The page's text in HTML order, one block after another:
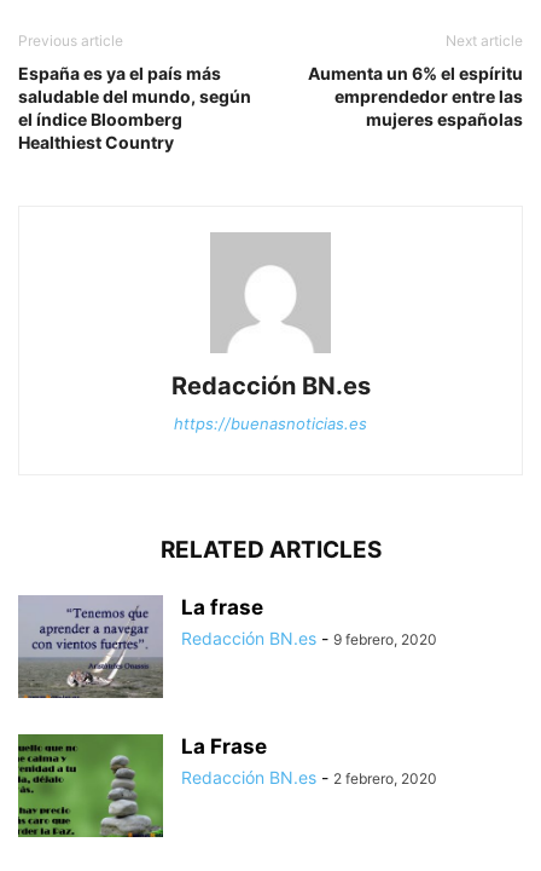
Previous article
España es ya el país más
saludable del mundo, según
el índice Bloomberg
Healthiest Country
Next article
Aumenta un 6% el espíritu
emprendedor entre las
mujeres españolas
Redacción BN.es
https://buenasnoticias.es
RELATED ARTICLES
La frase
Redacción BN.es - 9 febrero, 2020
La Frase
Redacción BN.es - 2 febrero, 2020